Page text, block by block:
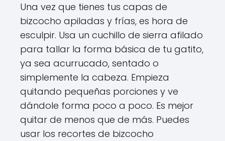
Una vez que tienes tus capas de
bizcocho apiladas y frías, es hora de
esculpir. Usa un cuchillo de sierra afilado
para tallar la forma básica de tu gatito,
ya sea acurrucado, sentado o
simplemente la cabeza. Empieza
quitando pequeñas porciones y ve
dándole forma poco a poco. Es mejor
quitar de menos que de más. Puedes
usar los recortes de bizcocho